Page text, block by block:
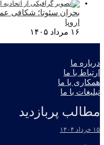
بحران سئوتا؛ شکافی
اروپا
۱۶ مرداد ۱۴۰۵
درباره ما
ارتباط با ما
همکاری با ما
تبلیغات با ما
مطالب پربازدید
۱۵ خرداد ۱۴۰۴